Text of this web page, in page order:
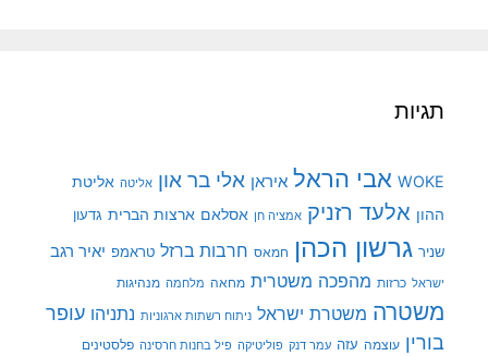
תגיות
WOKE אבי הראל איראן אלי בר און אליטה אליטת
ההון אלעד רזניק אמציה חן אסלאם ארצות הברית גדעון
שניר גרשון הכהן חמאס חרבות ברזל טראמפ יאיר רגב
ישראל כרזות מהפכה משטרית מחאה מלחמה מנהיגות
משטרה משטרת ישראל ניתוח רשתות ארגוניות נתניהו עופר
בורין עוצמה עזה עמר דנק פוליטיקה פיל בחנות חרסינה פלסטינים